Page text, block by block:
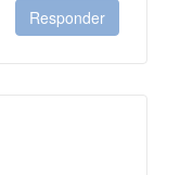
Responder